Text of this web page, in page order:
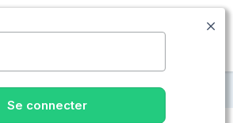
05.79.98.00.06
Se connecter